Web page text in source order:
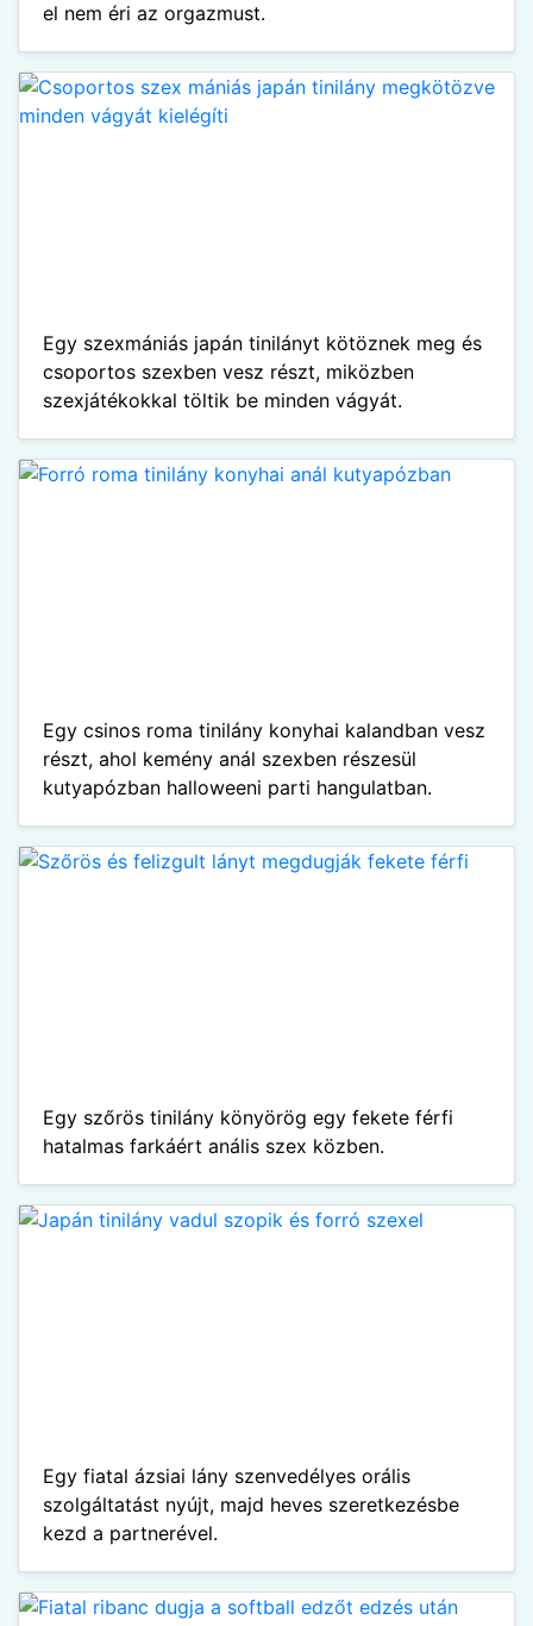
el nem éri az orgazmust.
Egy szexmániás japán tinilányt kötöznek meg és
csoportos szexben vesz részt, miközben
szexjátékokkal töltik be minden vágyát.
Egy csinos roma tinilány konyhai kalandban vesz
részt, ahol kemény anál szexben részesül
kutyapózban halloweeni parti hangulatban.
Egy szőrös tinilány könyörög egy fekete férfi
hatalmas farkáért anális szex közben.
Egy fiatal ázsiai lány szenvedélyes orális
szolgáltatást nyújt, majd heves szeretkezésbe
kezd a partnerével.